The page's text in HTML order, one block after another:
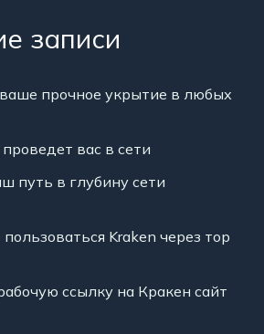
записи
прочное укрытие в любых
вас в сети
путь в глубину сети
Kraken через тор
ссылку на Кракен сайт